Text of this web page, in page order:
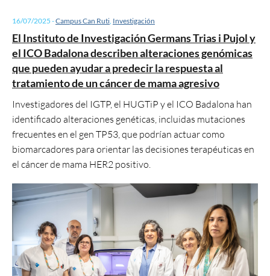
16/07/2025 -Campus Can Ruti, Investigación
El Instituto de Investigación Germans Trias i Pujol y
el ICO Badalona describen alteraciones genómicas
que pueden ayudar a predecir la respuesta al
tratamiento de un cáncer de mama agresivo
Investigadores del IGTP, el HUGTiP y el ICO Badalona han
identificado alteraciones genéticas, incluidas mutaciones
frecuentes en el gen TP53, que podrían actuar como
biomarcadores para orientar las decisiones terapéuticas en
el cáncer de mama HER2 positivo.